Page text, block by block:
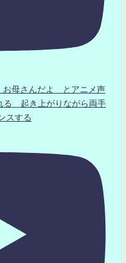
母さんだよ とアニメ声
る 起き上がりながら両手
スする